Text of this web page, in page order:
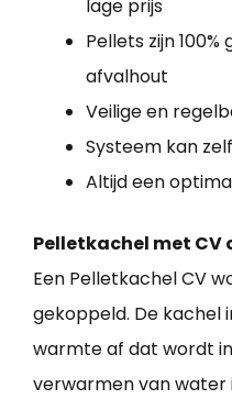
lage prijs
Pellets zijn
afvalhout
Veilige en
Systeem kan
Altijd een
Pelletkachel met CV
Een Pelletkachel CV
gekoppeld. De kachel
warmte af dat wordt
verwarmen van water